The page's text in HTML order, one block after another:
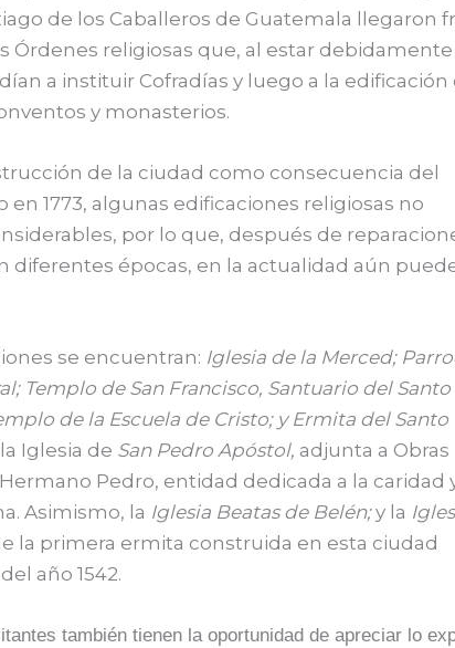
de los Caballeros de Guatemala llegaron
Órdenes religiosas que, al estar debidamente
a instituir Cofradías y luego a la edificación
y monasterios.
de la ciudad como consecuencia del
1773, algunas edificaciones religiosas no
por lo que, después de
diferentes épocas, en la actualidad aún
se encuentran: Iglesia de la Merced;
Templo de San Francisco, Santuario del Santo
de la Escuela de Cristo; y Ermita del Santo
Iglesia de San Pedro Apóstol, adjunta a Obras
Pedro, entidad dedicada a la caridad
Asimismo, la Iglesia Beatas de Belén;y la
la primera ermita construida en esta ciudad
año 1542.
también tienen la oportunidad de apreciar lo